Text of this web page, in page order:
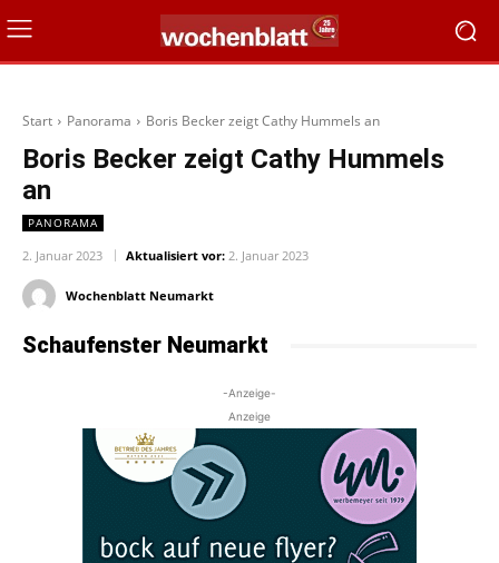
Start Panorama Boris Becker zeigt Cathy Hummels an
Boris Becker zeigt Cathy Hummels
an
PANORAMA
2. Januar 2023 Aktualisiert vor: 2. Januar 2023
Wochenblatt Neumarkt
Schaufenster Neumarkt
-Anzeige-
Anzeige